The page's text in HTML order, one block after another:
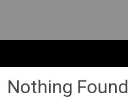
Nothing Found